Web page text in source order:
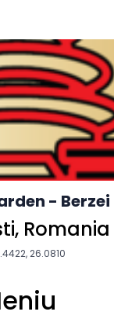
- Berzei
Romania
26.0810